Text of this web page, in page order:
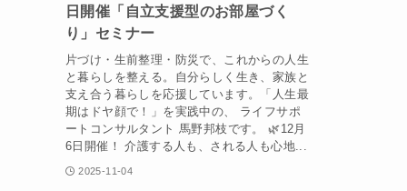
日開催「自立支援型のお部屋づく
り」セミナー
片づけ・生前整理・防災で、これからの人生
と暮らしを整える。自分らしく生き、家族と
支え合う暮らしを応援しています。「人生最
期はドヤ顔で！」を実践中の、 ライフサポ
ートコンサルタント 馬野邦枝です。 🌿12月
6日開催！ 介護する人も、される人も心地...
2025-11-04